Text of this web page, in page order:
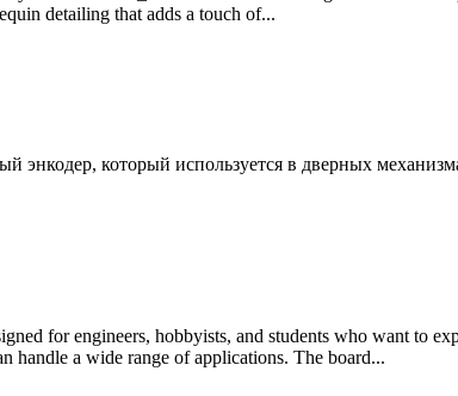
detailing that adds a touch of...
который используется в дверных
for engineers, hobbyists, and students who want to
handle a wide range of applications. The board...